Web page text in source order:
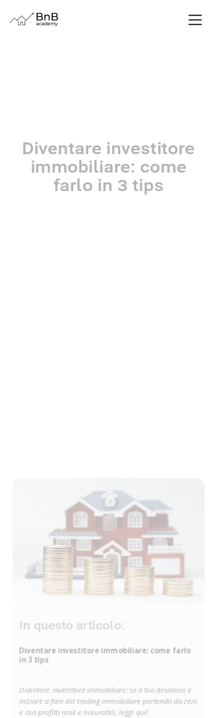
Diventare investitore
immobiliare: come
farlo in 3 tips
In questo articolo:
Diventare investitore immobiliare: come farlo
in 3 tips
Diventare investitore immobiliare: se il tuo desiderio è
iniziare a fare del trading immobiliare partendo da zero
e con profitti reali e misurabili, leggi qui!
Vuoi guadagnare
con gli affitti brevi?
Abbiamo raccolto tutti i segreti per costruire un
business redditizio nel settore degli affitti brevi,
anche se non hai immobili di proprietà.
VAI ALLA LEZIONE GRATUITA